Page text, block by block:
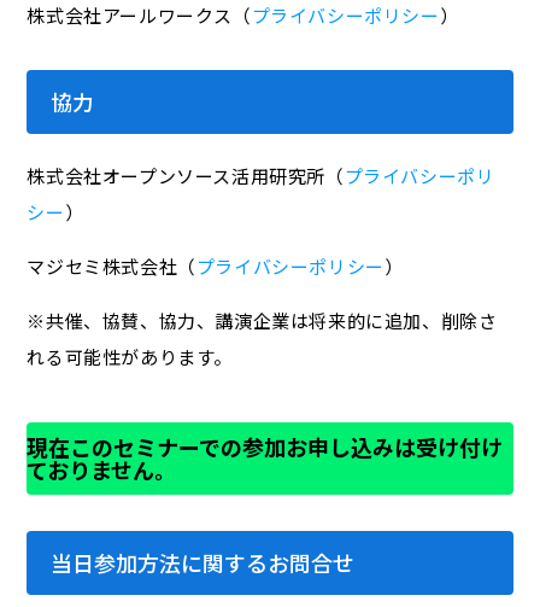
株式会社アールワークス（プライバシーポリシー）
協力
株式会社オープンソース活用研究所（プライバシーポリ
シー）
マジセミ株式会社（プライバシーポリシー）
※共催、協賛、協力、講演企業は将来的に追加、削除さ
れる可能性があります。
現在このセミナーでの参加お申し込みは受け付け
ておりません。
当日参加方法に関するお問合せ